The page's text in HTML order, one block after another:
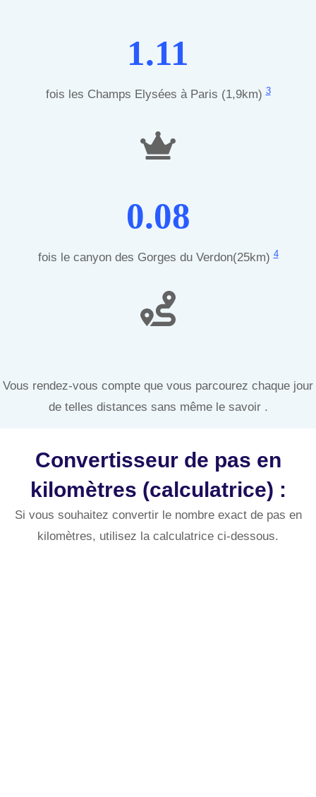
1.11
fois les Champs Elysées à Paris (1,9km)3
0.08
fois le canyon des Gorges du Verdon(25km)4
Vous rendez-vous compte que vous parcourez chaque jour
de telles distances sans même le savoir .
Convertisseur de pas en
kilomètres (calculatrice) :
Si vous souhaitez convertir le nombre exact de pas en
kilomètres, utilisez la calculatrice ci-dessous.